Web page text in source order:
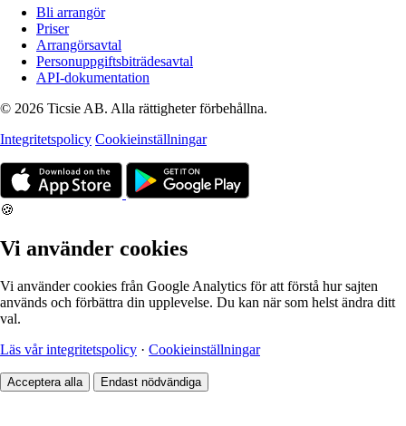
Bli arrangör
Priser
Arrangörsavtal
Personuppgiftsbiträdesavtal
API-dokumentation
© 2026 Ticsie AB. Alla rättigheter förbehållna.
Integritetspolicy Cookieinställningar
🍪
Vi använder cookies
Vi använder cookies från Google Analytics för att förstå hur sajten
används och förbättra din upplevelse. Du kan när som helst ändra ditt
val.
Läs vår integritetspolicy · Cookieinställningar
Acceptera alla Endast nödvändiga